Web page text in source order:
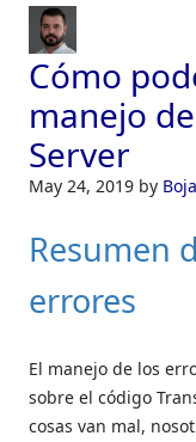
Cómo
manejo
Server
May 24, 2019 by
Resumen
errores
El manejo de los
sobre el código
cosas van mal,